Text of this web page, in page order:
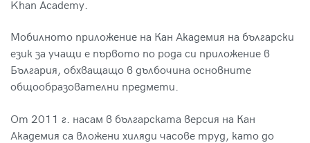
Khan Academy.
Мобилното приложение на Кан Академия на български
език за учащи е първото по рода си приложение в
България, обхващащо в дълбочина основните
общообразователни предмети.
От 2011 г. насам в българската версия на Кан
Академия са вложени хиляди часове труд, като до